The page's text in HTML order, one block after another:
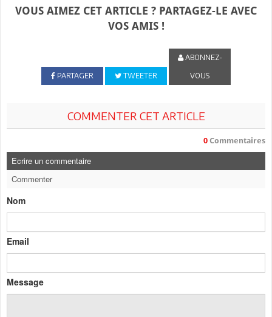
VOUS AIMEZ CET ARTICLE ? PARTAGEZ-LE AVEC
VOS AMIS !
PARTAGER TWEETER
ABONNEZ-
VOUS
COMMENTER CET ARTICLE
0 Commentaires
Ecrire un commentaire
Commenter
Nom
Email
Message